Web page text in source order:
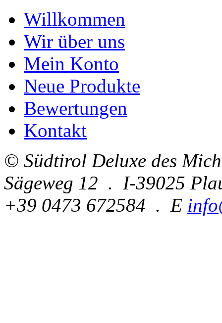
Willkommen
Wir über uns
Mein Konto
Neue Produkte
Bewertungen
Kontakt
© Südtirol Deluxe des
Sägeweg 12 . I-39025
+39 0473 672584 . E